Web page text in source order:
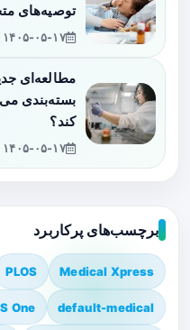
توصیه‌های
۱۴۰۵-۰۵-۱۷
مطالعه‌ای
بسته‌بندی
کند؟
۱۴۰۵-۰۵-۱۷
برچسب‌های پرکاربرد
Medical Xpress
PLOS
default-medical
One